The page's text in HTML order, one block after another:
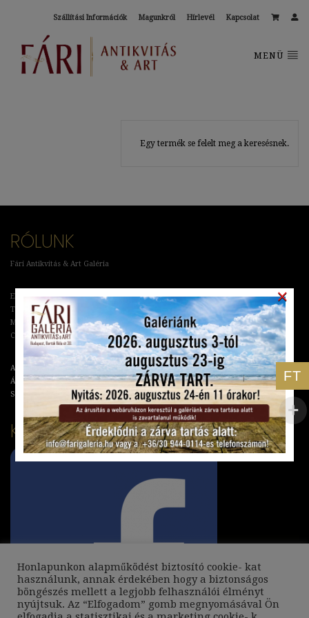
Szállítási Információk Magunkról Hírlevél Kapcsolat
MENÜ
Egy termék se felelt meg a keresésnek.
RÓLUNK
Fári Antikvitás & Art Galéria
Elérhetőségek:
Tel: +36 70 673 07 87
Mail: info@farigaleria.hu
Cím: Budapest, Bartók Béla út 30.
Adatkezelési Tájékoztató
Általános Szerződési Feltételek
Szállítási és Garanciális feltételek
KÖVESSEN MINKET:
Honlapunkon alapműködést biztosító cookie- kat
használunk, annak érdekében hogy a biztonságos
böngészés mellett a legjobb felhasználói élményt
nyújtsuk. Az “Elfogadom” gomb megnyomásával Ön
FT
×